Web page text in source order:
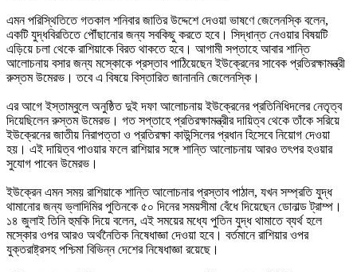
এমন পরিস্থিতিতে গতকাল শনিবার জাতির উদ্দেশে দেওয়া ভাষণে জেলেনস্কি বলেন,
একটি যুদ্ধবিরতিতে পৌঁছানোর জন্য সবকিছু করতে হবে। সিদ্ধান্ত নেওয়ার বিষয়টি
এড়িয়ে চলা থেকে রাশিয়াকে বিরত থাকতে হবে। আগামী সপ্তাহে আবার শান্তি
আলোচনায় বসার জন্য মস্কোকে প্রস্তাব পাঠিয়েছেন ইউক্রেনের সাবেক প্রতিরক্ষামন্ত্রী
রুস্তম উমেরভ। তবে এ বিষয়ে বিস্তারিত জানাননি জেলেনস্কি।
এর আগে ইস্তাম্বুলে অনুষ্ঠিত দুই দফা আলোচনায় ইউক্রেনের প্রতিনিধিদলের নেতৃত্ব
দিয়েছিলেন রুস্তম উমেরভ। গত সপ্তাহে প্রতিরক্ষামন্ত্রীর দায়িত্ব থেকে তাঁকে সরিয়ে
ইউক্রেনের জাতীয় নিরাপত্তা ও প্রতিরক্ষা কাউন্সিলের প্রধান হিসেবে নিয়োগ দেওয়া
হয়। এই দায়িত্ব পাওয়ার ফলে রাশিয়ার সঙ্গে শান্তি আলোচনায় আরও তৎপর হওয়ার
সুযোগ পাবেন উমেরভ।
ইউক্রেন এমন সময় রাশিয়াকে শান্তি আলোচনার প্রস্তাব পাঠাল, যখন সম্প্রতি যুদ্ধ
থামানোর জন্য ভ্লাদিমির পুতিনকে ৫০ দিনের সময়সীমা বেঁধে দিয়েছেন ডোনাল্ড ট্রাম্প।
১৪ জুলাই তিনি হুমকি দিয়ে বলেন, এই সময়ের মধ্যে পুতিন যুদ্ধ থামাতে ব্যর্থ হলে
মস্কোর ওপর আরও অর্থনৈতিক নিষেধাজ্ঞা দেওয়া হবে। বর্তমানে রাশিয়ার ওপর
যুক্তরাষ্ট্রসহ পশ্চিমা বিভিন্ন দেশের নিষেধাজ্ঞা রয়েছে।